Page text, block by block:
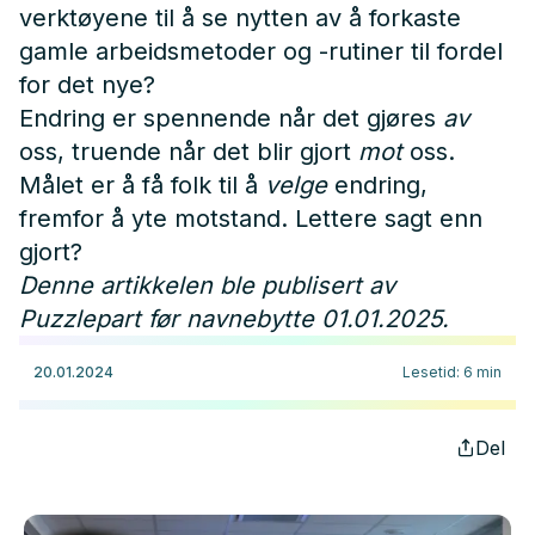
verktøyene til å se nytten av å forkaste
gamle arbeidsmetoder og -rutiner til fordel
for det nye?
Endring er spennende når det gjøres av
oss, truende når det blir gjort motoss.
Målet er å få folk til å velgeendring,
fremfor å yte motstand. Lettere sagt enn
gjort?
Denne artikkelen ble publisert av
Puzzlepart før navnebytte 01.01.2025.
20.01.2024 Lesetid: 6 min
Del